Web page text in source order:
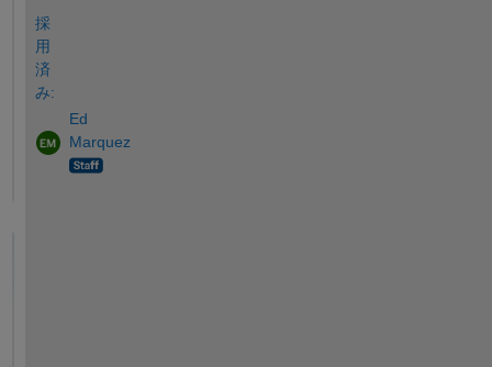
採
用
済
み:
Ed
Marquez